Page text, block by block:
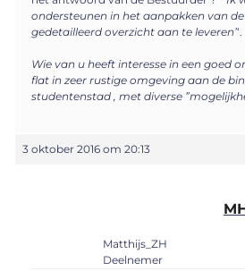
ondersteunen in het aanpakken van
gedetailleerd overzicht aan te leveren’‘.
Wie van u heeft interesse in een goed
flat in zeer rustige omgeving aan de
studentenstad , met diverse
3 oktober 2016 om 20:13
Matthijs_ZH
Deelnemer